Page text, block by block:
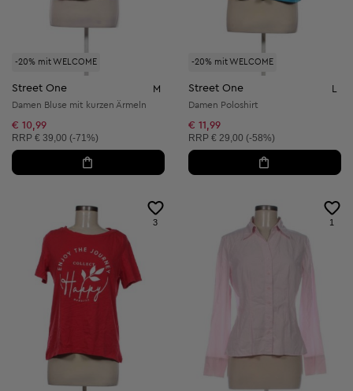
-20% mit WELCOME
Street One M
Damen Bluse mit kurzen Ärmeln
€ 10,99
Unverbindliche Preisempfehlung:
RRP € 39,00 (-71%)
-20% mit WELCOME
Street One L
Damen Poloshirt
€ 11,99
Unverbindliche Preisempfehlung:
RRP € 29,00 (-58%)
3 1